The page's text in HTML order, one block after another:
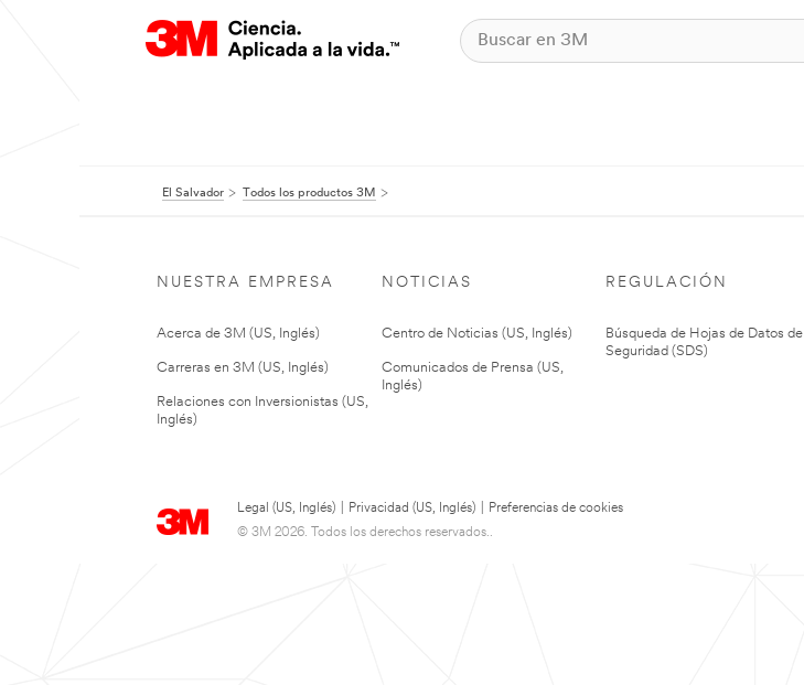
El Salvador Todos los productos 3M
NUESTRA EMPRESA
Acerca de 3M (US, Inglés)
Carreras en 3M (US, Inglés)
Relaciones con Inversionistas (US,
Inglés)
NOTICIAS
Centro de Noticias (US, Inglés)
Comunicados de Prensa (US,
Inglés)
REGULACIÓN
Búsqueda de Hojas de Datos de
Seguridad (SDS)
Legal (US, Inglés) Privacidad (US, Inglés)
Preferencias de cookies
© 3M 2026. Todos los derechos reservados..